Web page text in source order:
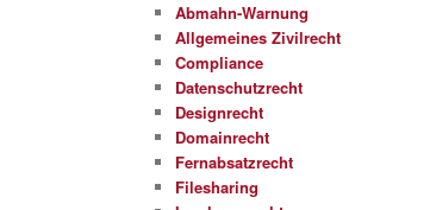
Abmahn-Warnung
Allgemeines Zivilrecht
Compliance
Datenschutzrecht
Designrecht
Domainrecht
Fernabsatzrecht
Filesharing